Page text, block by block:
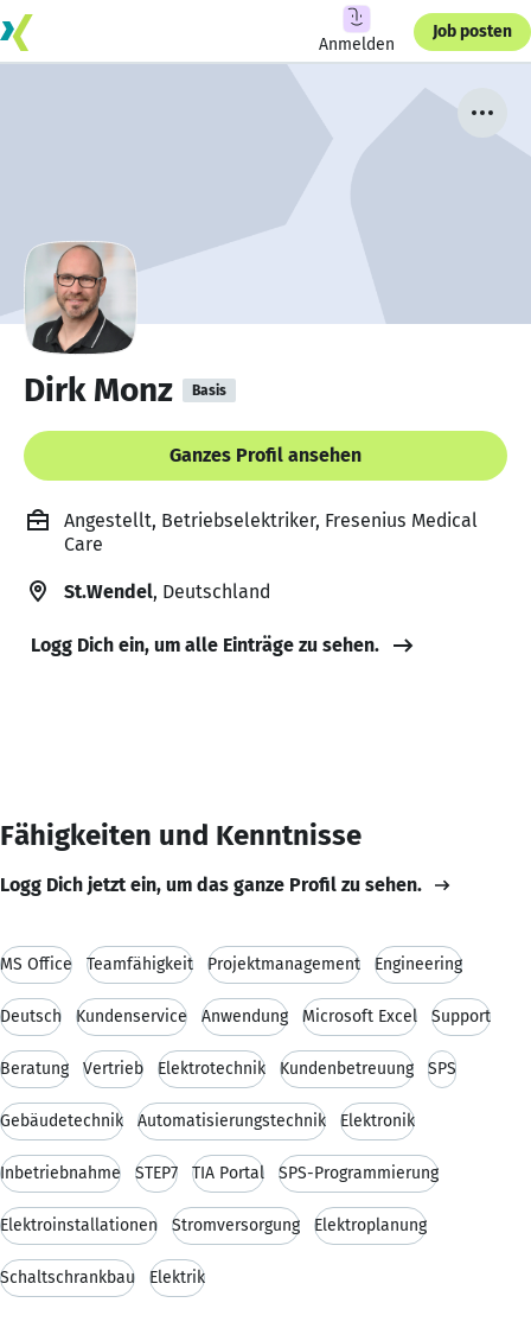
Anmelden
Job posten
Dirk Monz Basis
Ganzes Profil ansehen
Angestellt, Betriebselektriker, Fresenius Medical
Care
St.Wendel, Deutschland
Logg Dich ein, um alle Einträge zu sehen.
Fähigkeiten und Kenntnisse
Logg Dich jetzt ein, um das ganze Profil zu sehen.
MS Office Teamfähigkeit Projektmanagement Engineering
Deutsch Kundenservice Anwendung Microsoft Excel Support
Beratung Vertrieb Elektrotechnik Kundenbetreuung SPS
Gebäudetechnik Automatisierungstechnik Elektronik
Inbetriebnahme STEP7 TIA Portal SPS-Programmierung
Elektroinstallationen Stromversorgung Elektroplanung
Schaltschrankbau Elektrik